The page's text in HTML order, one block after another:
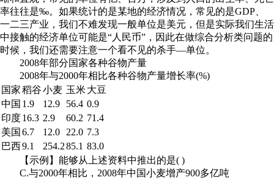
率往往是‰。如果统计的是某地的经济情况，常见的是GDP、
一二三产业，我们不难发现一般单位是美元，但是实际我们生活
中接触的经济单位可能是“人民币”，因此在做综合分析类问题的
时候，我们还需要注意一个看不见的杀手—单位。
2008年部分国家各种谷物产量
2008年与2000年相比各种谷物产量增长率(%)
国家稻谷小麦 玉米大豆
中国 1.9 12.9 56.4 0.9
印度16.3 2.9 60.2 71.4
美国 6.7 12.0 22.0 7.3
巴西9.1 254.285.1 83.0
【示例】能够从上述资料中推出的是( )
C.与2000年相比，2008年中国小麦增产900多亿吨